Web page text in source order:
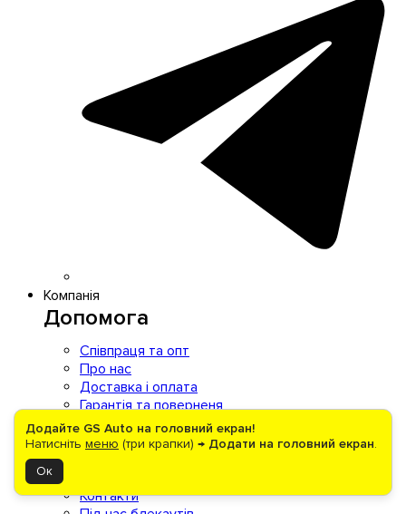
Додайте GS Auto на головний екран!
Натисніть меню (три крапки) → Додати на головний екран.
Ок
Компанія
Допомога
Співпраця та опт
Про нас
Доставка і оплата
Гарантія та поверненя
Прайс-лист
Договір публічної оферти
Контакти